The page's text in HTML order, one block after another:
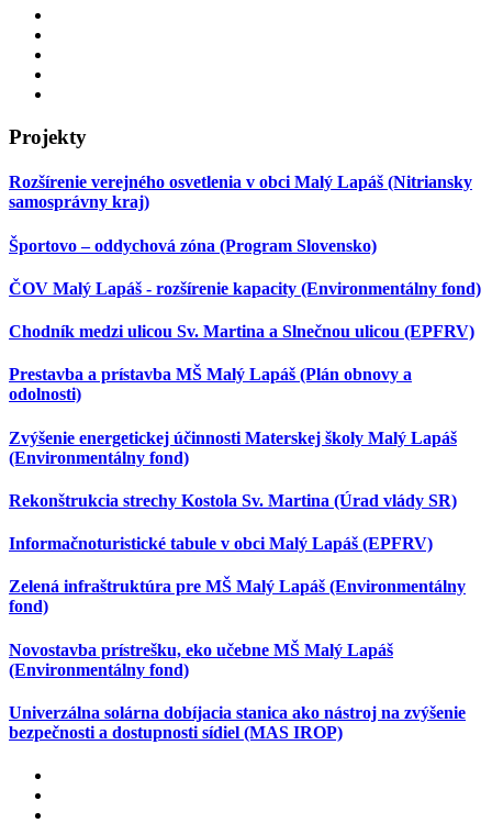
Projekty
Rozšírenie verejného osvetlenia v obci Malý Lapáš (Nitriansky
samosprávny kraj)
Športovo – oddychová zóna (Program Slovensko)
ČOV Malý Lapáš - rozšírenie kapacity (Environmentálny fond)
Chodník medzi ulicou Sv. Martina a Slnečnou ulicou (EPFRV)
Prestavba a prístavba MŠ Malý Lapáš (Plán obnovy a
odolnosti)
Zvýšenie energetickej účinnosti Materskej školy Malý Lapáš
(Environmentálny fond)
Rekonštrukcia strechy Kostola Sv. Martina (Úrad vlády SR)
Informačnoturistické tabule v obci Malý Lapáš (EPFRV)
Zelená infraštruktúra pre MŠ Malý Lapáš (Environmentálny
fond)
Novostavba prístrešku, eko učebne MŠ Malý Lapáš
(Environmentálny fond)
Univerzálna solárna dobíjacia stanica ako nástroj na zvýšenie
bezpečnosti a dostupnosti sídiel (MAS IROP)